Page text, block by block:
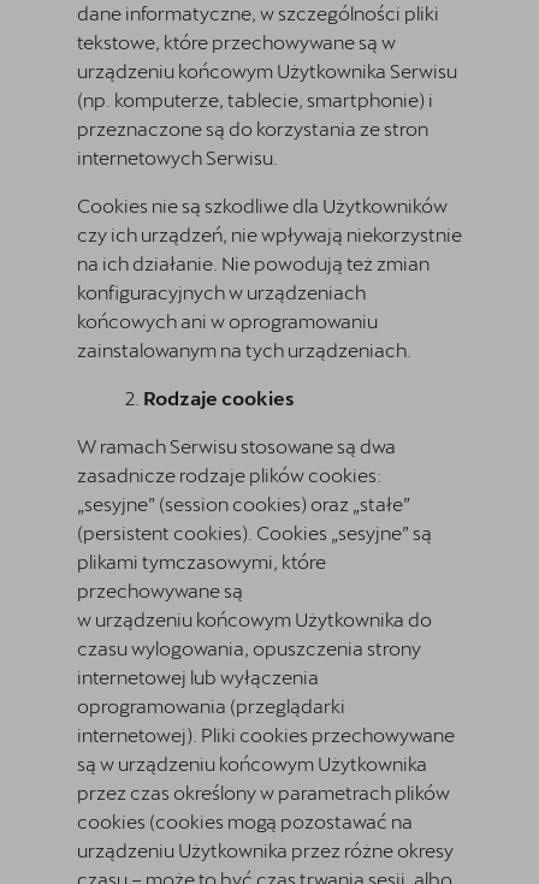
dane informatyczne, w szczególności pliki
tekstowe, które przechowywane są w
urządzeniu końcowym Użytkownika Serwisu
(np. komputerze, tablecie, smartphonie) i
przeznaczone są do korzystania ze stron
internetowych Serwisu.
Cookies nie są szkodliwe dla Użytkowników
czy ich urządzeń, nie wpływają niekorzystnie
na ich działanie. Nie powodują też zmian
konfiguracyjnych w urządzeniach
końcowych ani w oprogramowaniu
zainstalowanym na tych urządzeniach.
Rodzaje cookies
W ramach Serwisu stosowane są dwa
zasadnicze rodzaje plików cookies:
„sesyjne” (session cookies) oraz „stałe”
(persistent cookies). Cookies „sesyjne” są
plikami tymczasowymi, które
przechowywane są
w urządzeniu końcowym Użytkownika do
czasu wylogowania, opuszczenia strony
internetowej lub wyłączenia
oprogramowania (przeglądarki
internetowej). Pliki cookies przechowywane
są w urządzeniu końcowym Użytkownika
przez czas określony w parametrach plików
cookies (cookies mogą pozostawać na
urządzeniu Użytkownika przez różne okresy
czasu – może to być czas trwania sesji, albo